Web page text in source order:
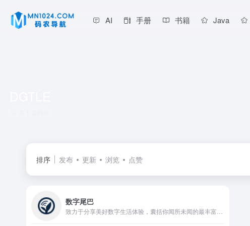
AI 手册 书籍 Java
排序 发布 更新 浏览 点赞
数字尾巴